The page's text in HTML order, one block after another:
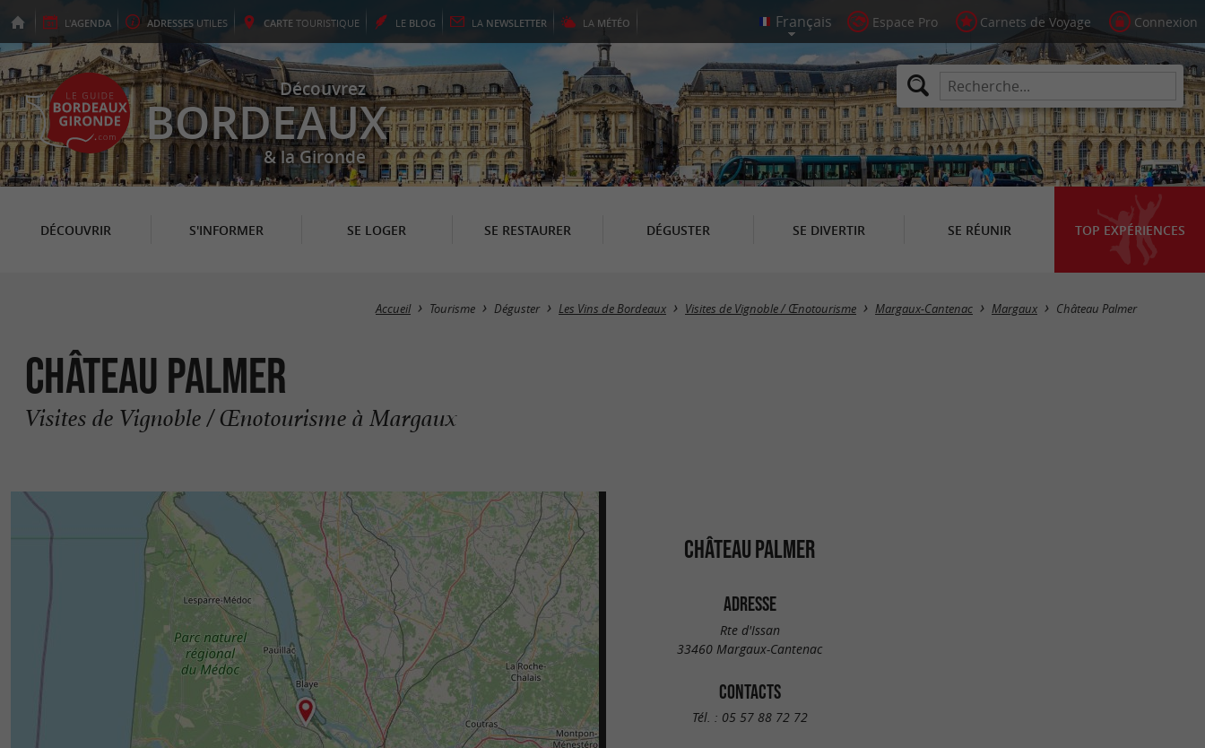
L'AGENDA ADRESSES UTILES CARTE TOURISTIQUE LE BLOG LA NEWSLETTER LA MÉTÉO Espace Pro Carnets de Voyage Connexion
Découvrez
BORDEAUX
& la Gironde
DÉCOUVRIR S'INFORMER SE LOGER SE RESTAURER DÉGUSTER SE DIVERTIR SE RÉUNIR TOP EXPÉRIENCES
Accueil Tourisme Déguster Les Vins de Bordeaux Visites de Vignoble / Œnotourisme Margaux-Cantenac Margaux Château Palmer
Château Palmer
Visites de Vignoble / Œnotourisme à Margaux
CHÂTEAU PALMER
ADRESSE
Rte d'Issan
33460 Margaux-Cantenac
CONTACTS
Tél. : 05 57 88 72 72